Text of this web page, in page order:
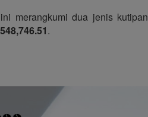
merangkumi dua jenis kutipan
.